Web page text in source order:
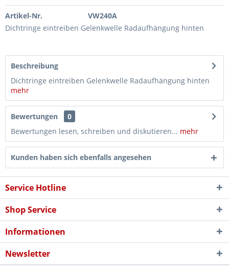
Artikel-Nr.
VW240A
Dichtringe eintreiben Gelenkwelle Radaufhängung hinten
Beschreibung
Dichtringe eintreiben Gelenkwelle Radaufhängung hinten
mehr
Bewertungen
0
Bewertungen lesen, schreiben und diskutieren... mehr
Kunden haben sich ebenfalls angesehen
Service Hotline
Shop Service
Informationen
Newsletter